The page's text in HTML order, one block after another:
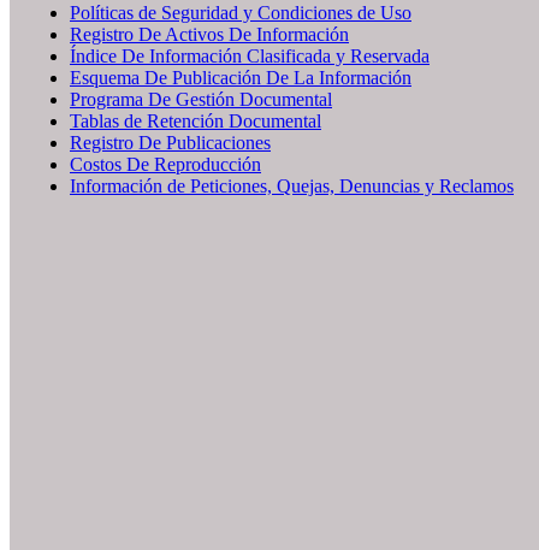
Políticas de Seguridad y Condiciones de Uso
Registro De Activos De Información
Índice De Información Clasificada y Reservada
Esquema De Publicación De La Información
Programa De Gestión Documental
Tablas de Retención Documental
Registro De Publicaciones
Costos De Reproducción
Información de Peticiones, Quejas, Denuncias y Reclamos